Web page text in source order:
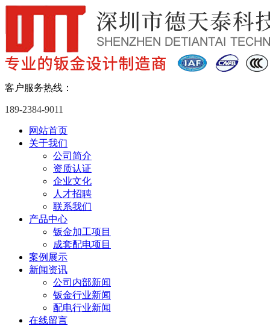
客户服务热线：
189-2384-9011
网站首页
关于我们
公司简介
资质认证
企业文化
人才招聘
联系我们
产品中心
钣金加工项目
成套配电项目
案例展示
新闻资讯
公司内部新闻
钣金行业新闻
配电行业新闻
在线留言